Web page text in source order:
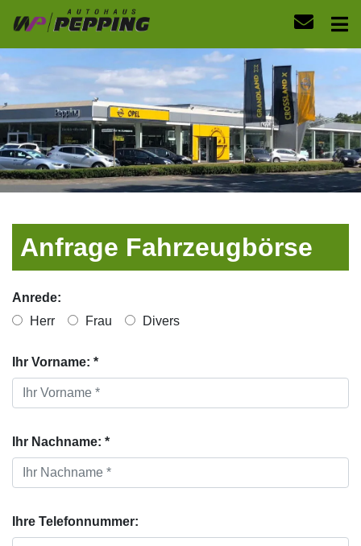
Anfrage Fahrzeugbörse
Anrede:
Herr
Frau Divers
Ihr Vorname: *
Ihr Nachname: *
Ihre Telefonnummer: